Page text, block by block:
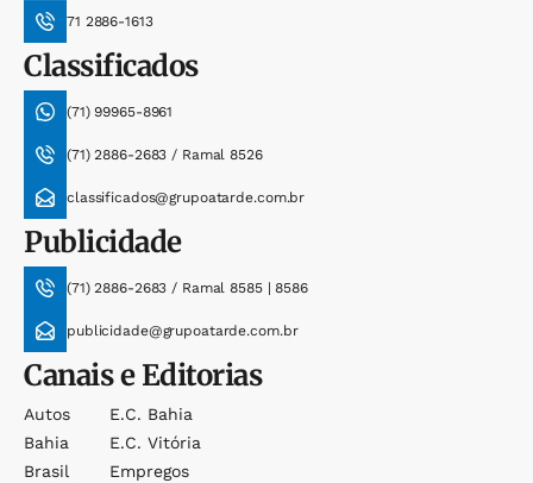
71 2886-1613
Classificados
(71) 99965-8961
(71) 2886-2683 / Ramal 8526
classificados@grupoatarde.com.br
Publicidade
(71) 2886-2683 / Ramal 8585 | 8586
publicidade@grupoatarde.com.br
Canais e Editorias
Autos
Bahia
Brasil
E.c. Bahia
E.c. Vitória
Empregos